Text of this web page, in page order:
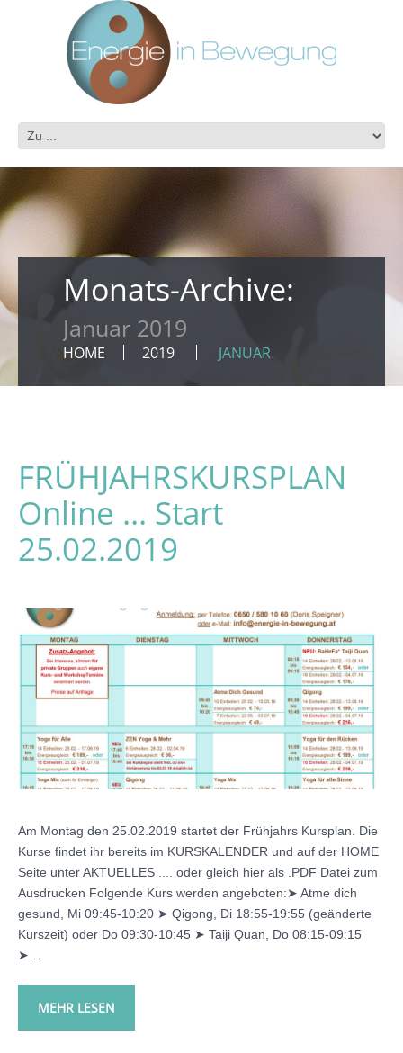
Monats-Archive:
Januar 2019
HOME 2019 JANUAR
FRÜHJAHRSKURSPLAN
Online … Start
25.02.2019
Am Montag den 25.02.2019 startet der Frühjahrs Kursplan. Die
Kurse findet ihr bereits im KURSKALENDER und auf der HOME
Seite unter AKTUELLES .... oder gleich hier als .PDF Datei zum
Ausdrucken Folgende Kurs werden angeboten:➤ Atme dich
gesund, Mi 09:45-10:20 ➤ Qigong, Di 18:55-19:55 (geänderte
Kurszeit) oder Do 09:30-10:45 ➤ Taiji Quan, Do 08:15-09:15
➤…
MEHR LESEN